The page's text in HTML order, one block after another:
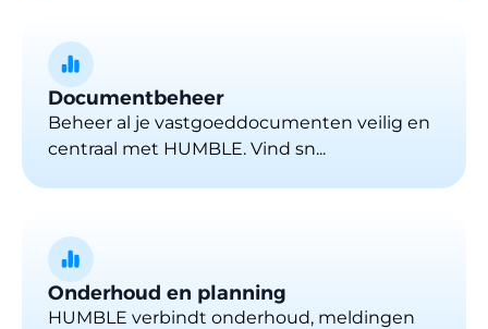
Documentbeheer
Beheer al je vastgoeddocumenten veilig en
centraal met HUMBLE. Vind sn...
Onderhoud en planning
HUMBLE verbindt onderhoud, meldingen